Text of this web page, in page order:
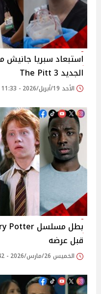
استبعاد سبريا
الجديد 3 The Pitt
الأحد 19/أبريل/2026 - 11:33 م
قبل عرضه
الخميس 26/مارس/2026 - 12:42 ص